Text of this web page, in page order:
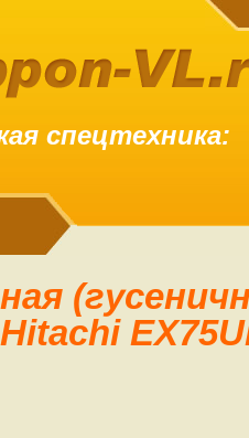
спецтехника: